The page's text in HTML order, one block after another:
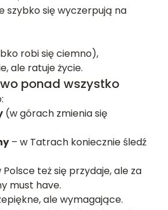
szybko się wyczerpują na
robi się ciemno),
ale ratuje życie.
ponad wszystko
(w górach zmienia się
– w Tatrach koniecznie śledź
Polsce też się przydaje, ale za
must have.
ale wymagające.